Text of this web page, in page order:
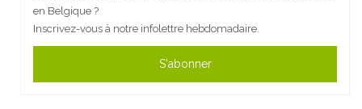
en Belgique ?
Inscrivez-vous à notre infolettre hebdomadaire.
S'abonner